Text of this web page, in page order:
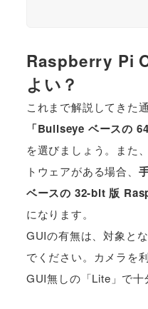
Raspberry Pi
よい？
これまで解説してきた通
「Bullseye ベースの
を選びましょう。また
トウェアがある場合、
ベースの 32-bit 版
になります。
GUIの有無は、対象と
でください。カメラを
GUI無しの「Lite」で十